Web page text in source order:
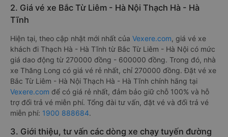
2. Giá vé xe Bắc Từ Liêm - Hà Nội Thạch Hà - Hà
Tĩnh
Hiện tại, theo cập nhật mới nhất của Vexere.com, giá vé xe
khách đi Thạch Hà - Hà Tĩnh từ Bắc Từ Liêm - Hà Nội có mức
giá dao động từ 270000 đồng - 600000 đồng. Trong đó, nhà
xe Thăng Long có giá vé rẻ nhất, chỉ 270000 đồng. Đặt vé xe
Bắc Từ Liêm - Hà Nội Thạch Hà - Hà Tĩnh chính hãng tại
Vexere.com để có giá rẻ nhất, đảm bảo giữ chỗ 100% và hỗ
trợ đổi trả vé miễn phí. Tổng đài tư vấn, đặt vé và đổi trả vé
miễn phí: 1900 888684.
3. Giới thiệu, tư vấn các dòng xe chạy tuyến đường